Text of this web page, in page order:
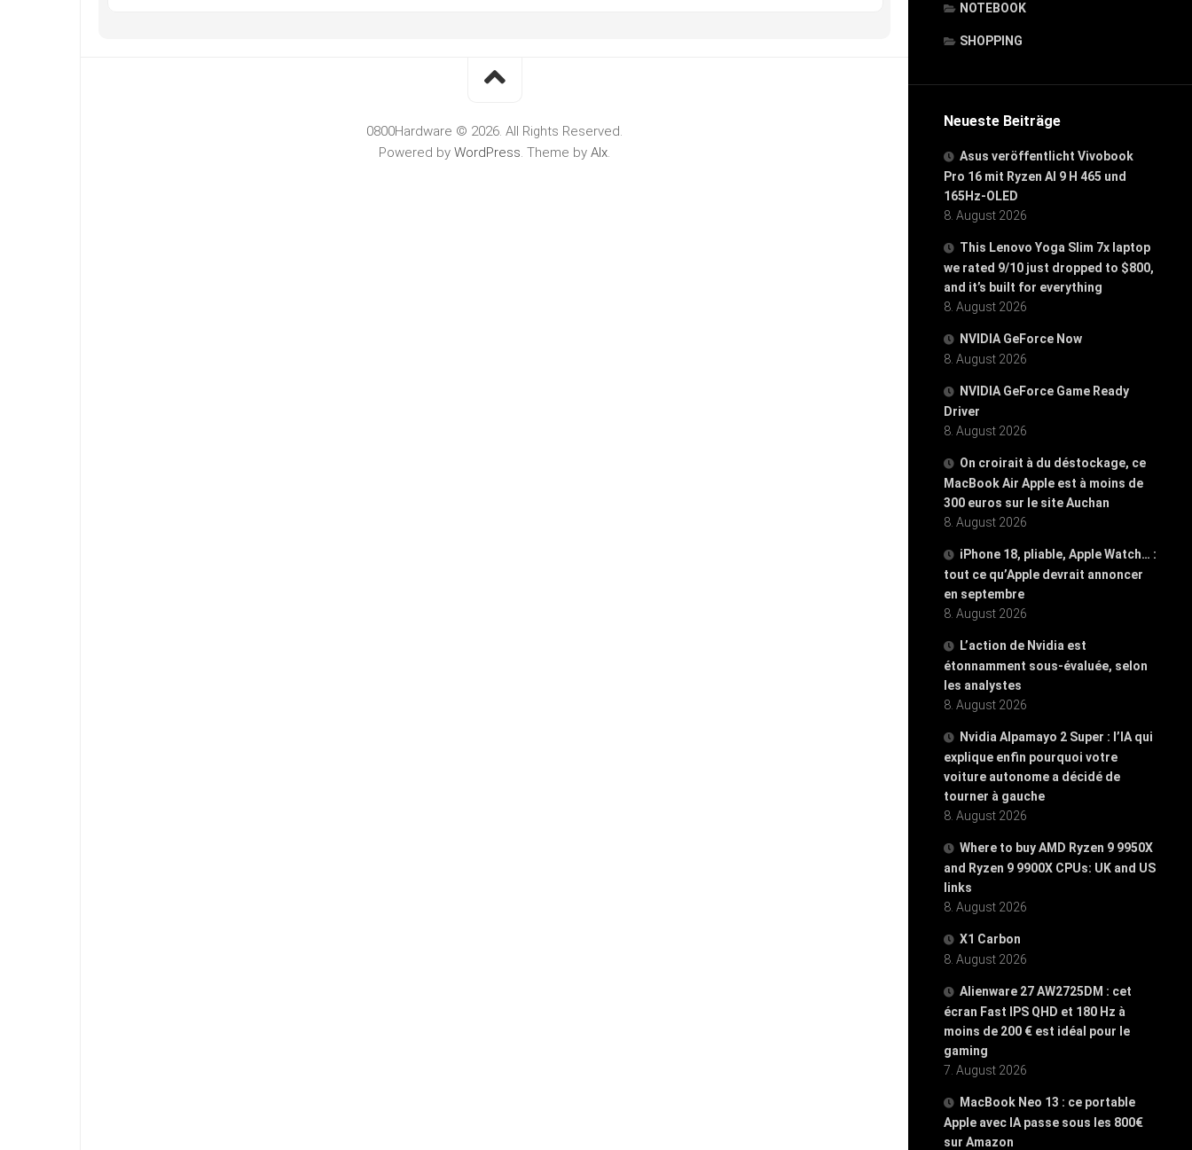
NOTEBOOK
SHOPPING
Neueste Beiträge
Asus veröffentlicht Vivobook
Pro 16 mit Ryzen AI 9 H 465 und
165Hz-OLED
8. August 2026
This Lenovo Yoga Slim 7x laptop
we rated 9/10 just dropped to $800,
and it’s built for everything
8. August 2026
NVIDIA GeForce Now
8. August 2026
NVIDIA GeForce Game Ready
Driver
8. August 2026
On croirait à du déstockage, ce
MacBook Air Apple est à moins de
300 euros sur le site Auchan
8. August 2026
iPhone 18, pliable, Apple Watch… :
tout ce qu’Apple devrait annoncer
en septembre
8. August 2026
L’action de Nvidia est
étonnamment sous-évaluée, selon
les analystes
8. August 2026
Nvidia Alpamayo 2 Super : l’IA qui
explique enfin pourquoi votre
voiture autonome a décidé de
tourner à gauche
8. August 2026
Where to buy AMD Ryzen 9 9950X
and Ryzen 9 9900X CPUs: UK and US
links
8. August 2026
X1 Carbon
8. August 2026
Alienware 27 AW2725DM : cet
écran Fast IPS QHD et 180 Hz à
moins de 200 € est idéal pour le
gaming
7. August 2026
MacBook Neo 13 : ce portable
Apple avec IA passe sous les 800€
sur Amazon
0800Hardware © 2026. All Rights Reserved.
Powered by WordPress. Theme by Alx.